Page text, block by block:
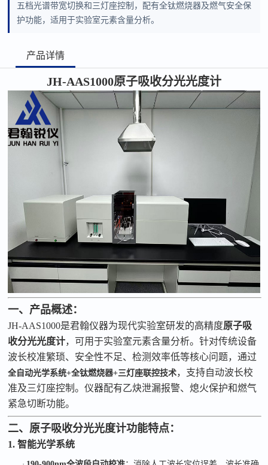
五档光谱带宽切换和三灯座控制，配有全钛燃烧器及燃气安全保
护功能，适用于实验室元素含量分析。
产品详情
JH-AAS1000原子吸收分光光度计
一、产品概述：
JH-AAS1000是君翰仪器为现代实验室研发的高精度原子吸
收分光光度计，可用于实验室元素含量分析。针对传统设备
波长校准繁琐、安全性不足、检测效率低等核心问题，通过
全自动光学系统+全钛燃烧器+三灯座联控技术，支持自动波长校
准及三灯座控制。仪器配有乙炔泄漏报警、熄火保护和燃气
紧急切断功能。
二、 原子吸收分光光度计功能特点：
1. 智能光学系统